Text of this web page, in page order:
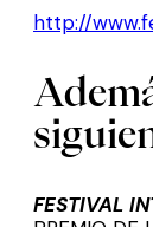
http://
FESTIVAL